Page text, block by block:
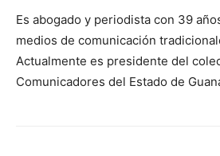
Es abogado y periodista con 39
medios de comunicación
Actualmente es presidente del
Comunicadores del Estado de